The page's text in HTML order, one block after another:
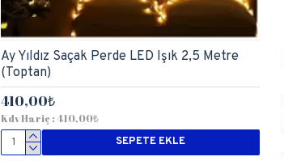
Ay Yıldız Saçak Perde LED Işık 2,5 Metre
(Toptan)
410,00₺
Kdv Hariç : 410,00₺
SEPETE EKLE